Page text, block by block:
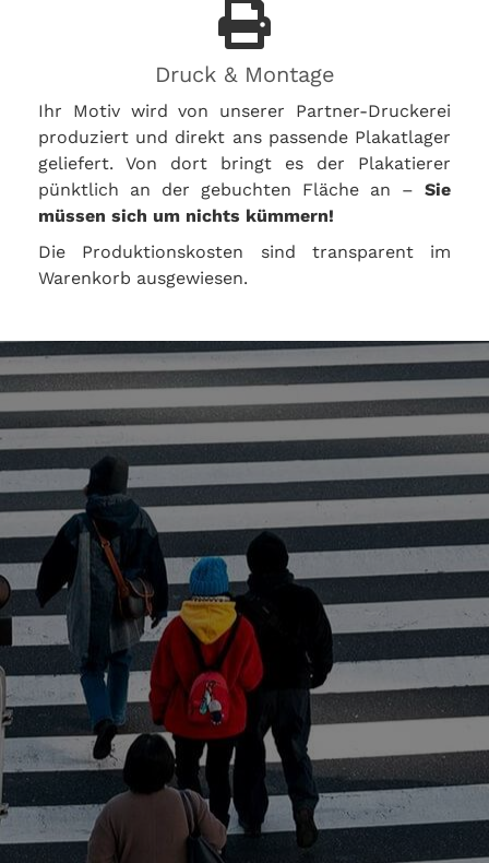
Druck & Montage
Ihr Motiv wird von unserer Partner-Druckerei
produziert und direkt ans passende Plakatlager
geliefert. Von dort bringt es der Plakatierer
pünktlich an der gebuchten Fläche an – Sie
müssen sich um nichts kümmern!
Die Produktionskosten sind transparent im
Warenkorb ausgewiesen.